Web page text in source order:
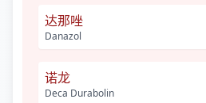
达那唑
Danazol
诺龙
Deca Durabolin